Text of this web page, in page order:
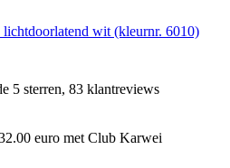
wit (kleurnr. 6010)
5 sterren, 83 klantreviews
euro met Club Karwei